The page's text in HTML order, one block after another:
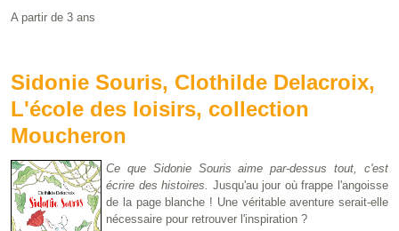
A partir de 3 ans
Sidonie Souris, Clothilde Delacroix,
L'école des loisirs, collection
Moucheron
Ce que Sidonie Souris aime par-dessus tout, c'est
écrire des histoires. Jusqu'au jour où frappe l'angoisse
de la page blanche ! Une véritable aventure serait-elle
nécessaire pour retrouver l'inspiration ?